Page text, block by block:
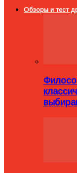
Обзоры и тест